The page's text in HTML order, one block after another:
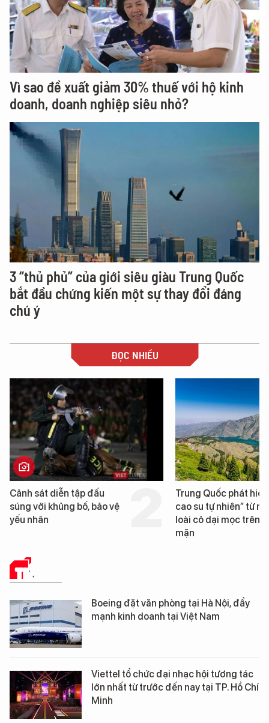
Vì sao đề xuất giảm 30% thuế với hộ kinh
doanh, doanh nghiệp siêu nhỏ?
3 “thủ phủ” của giới siêu giàu Trung Quốc
bắt đầu chứng kiến một sự thay đổi đáng
chú ý
ĐỌC NHIỀU
Trung Quốc phát hiện “mỏ
cao su tự nhiên” từ một
loài cỏ dại mọc trên đất
Loạt dự án bất
Đà Nẵng sắp bị
TIN TỨC
Boeing đặt văn phòng tại Hà Nội, đẩy
mạnh kinh doanh tại Việt Nam
Viettel tổ chức đại nhạc hội tương tác
lớn nhất từ trước đến nay tại TP. Hồ Chí
Minh